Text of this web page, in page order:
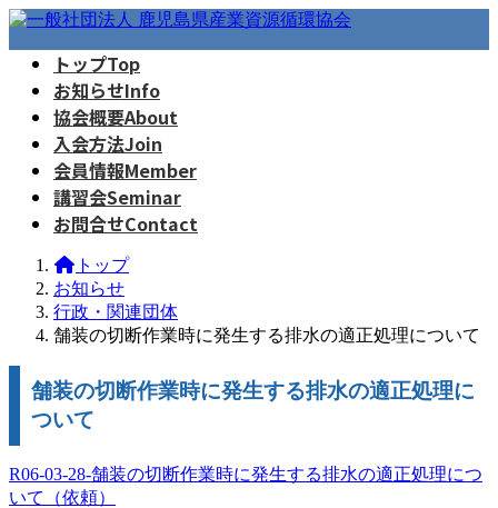
コ
ナ
トップTop
お知らせInfo
協会概要About
入会方法Join
会員情報Member
講習会Seminar
お問合せContact
トップ
お知らせ
行政・関連団体
舗装の切断作業時に発生する排水の適正処理について
舗装の切断作業時に発生する排水の適正処理に
ついて
R06-03-28-舗装の切断作業時に発生する排水の適正処理につ
いて（依頼）